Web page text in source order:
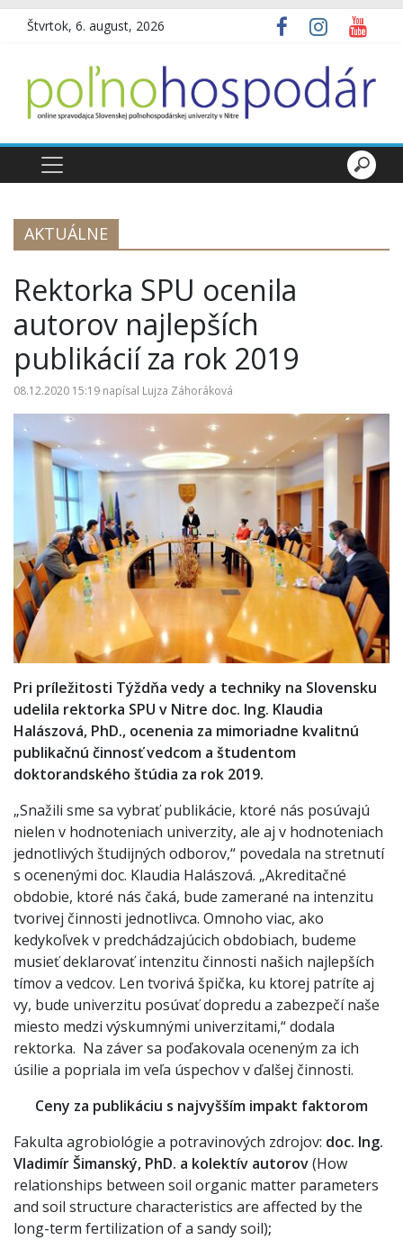
Štvrtok, 6. august, 2026
AKTUÁLNE
Rektorka SPU ocenila
autorov najlepších
publikácií za rok 2019
08.12.2020 15:19 napísal Lujza Záhoráková
Pri príležitosti Týždňa vedy a techniky na Slovensku
udelila rektorka SPU v Nitre doc. Ing. Klaudia
Halászová, PhD., ocenenia za mimoriadne kvalitnú
publikačnú činnosť vedcom a študentom
doktorandského štúdia za rok 2019.
„Snažili sme sa vybrať publikácie, ktoré nás posúvajú
nielen v hodnoteniach univerzity, ale aj v hodnoteniach
jednotlivých študijných odborov,“ povedala na stretnutí
s ocenenými doc. Klaudia Halászová. „Akreditačné
obdobie, ktoré nás čaká, bude zamerané na intenzitu
tvorivej činnosti jednotlivca. Omnoho viac, ako
kedykoľvek v predchádzajúcich obdobiach, budeme
musieť deklarovať intenzitu činnosti našich najlepších
tímov a vedcov. Len tvorivá špička, ku ktorej patríte aj
vy, bude univerzitu posúvať dopredu a zabezpečí naše
miesto medzi výskumnými univerzitami,“ dodala
rektorka. Na záver sa poďakovala oceneným za ich
úsilie a popriala im veľa úspechov v ďalšej činnosti.
Ceny za publikáciu s najvyšším impakt faktorom
Fakulta agrobiológie a potravinových zdrojov: doc. Ing.
Vladimír Šimanský, PhD. a kolektív autorov(How
relationships between soil organic matter parameters
and soil structure characteristics are affected by the
long-term fertilization of a sandy soil);